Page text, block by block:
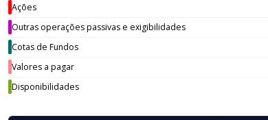
Ações
Outras operações passivas e exigibilidades
Cotas de Fundos
Valores a pagar
Disponibilidades